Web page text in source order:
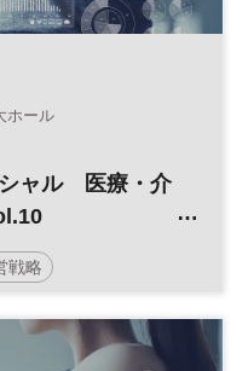
ホール
シャル 医療・介
の同時改定
略」
戦略
工業